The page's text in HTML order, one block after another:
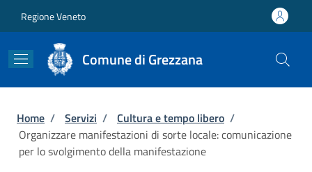
Regione Veneto
Comune di Grezzana
Briciole di pane
Home / Servizi / Cultura e tempo libero /
Organizzare manifestazioni di sorte locale: comunicazione
per lo svolgimento della manifestazione